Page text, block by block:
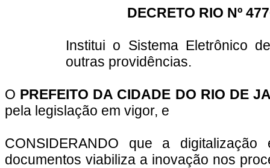
DECRETO RIO Nº
Institui o Sistema Eletrônico
outras providências.
O PREFEITO DA CIDADE DO RIO DE
pela legislação em vigor, e
CONSIDERANDO que a
documentos viabiliza a inovação nos